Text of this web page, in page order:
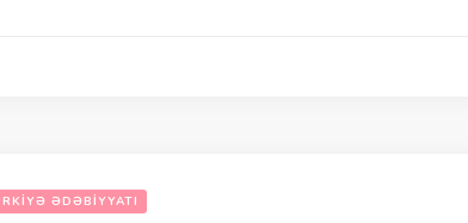
ƏDƏBIYYATI